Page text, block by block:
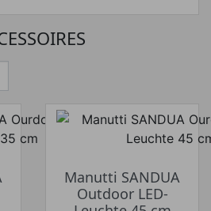
Manutti SANDUA
Outdoor LED-